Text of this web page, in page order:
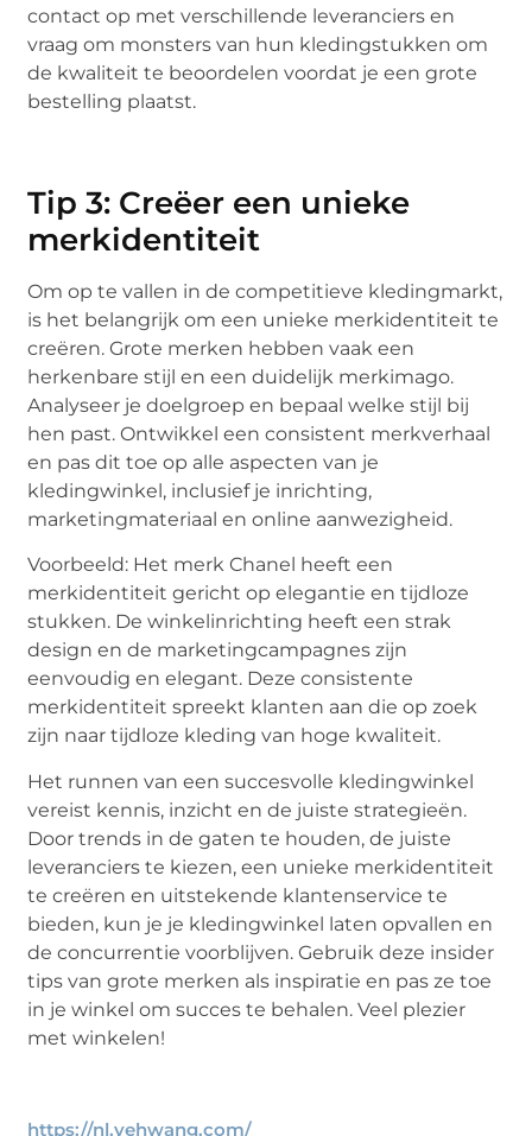
contact op met verschillende leveranciers en
vraag om monsters van hun kledingstukken om
de kwaliteit te beoordelen voordat je een grote
bestelling plaatst.
Tip 3: Creëer een unieke
merkidentiteit
Om op te vallen in de competitieve kledingmarkt,
is het belangrijk om een unieke merkidentiteit te
creëren. Grote merken hebben vaak een
herkenbare stijl en een duidelijk merkimago.
Analyseer je doelgroep en bepaal welke stijl bij
hen past. Ontwikkel een consistent merkverhaal
en pas dit toe op alle aspecten van je
kledingwinkel, inclusief je inrichting,
marketingmateriaal en online aanwezigheid.
Voorbeeld: Het merk Chanel heeft een
merkidentiteit gericht op elegantie en tijdloze
stukken. De winkelinrichting heeft een strak
design en de marketingcampagnes zijn
eenvoudig en elegant. Deze consistente
merkidentiteit spreekt klanten aan die op zoek
zijn naar tijdloze kleding van hoge kwaliteit.
Het runnen van een succesvolle kledingwinkel
vereist kennis, inzicht en de juiste strategieën.
Door trends in de gaten te houden, de juiste
leveranciers te kiezen, een unieke merkidentiteit
te creëren en uitstekende klantenservice te
bieden, kun je je kledingwinkel laten opvallen en
de concurrentie voorblijven. Gebruik deze insider
tips van grote merken als inspiratie en pas ze toe
in je winkel om succes te behalen. Veel plezier
met winkelen!
https://nl.yehwang.com/